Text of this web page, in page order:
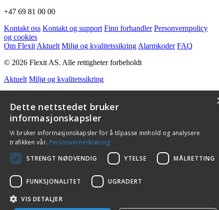
+47 69 81 00 00
Kontakt oss Kontakt og support Finn forhandler Personvernpolicy
og cookies
Om Flexit Aktuelt Miljø og kvalitetssikring Alarmkoder FAQ
© 2026 Flexit AS. Alle rettigheter forbeholdt
Aktuelt Miljø og kvalitetssikring
Dette nettstedet bruker
informasjonskapsler
Vi bruker informasjonskapsler for å tilpasse innhold og analysere
trafikken vår. Personvernerklæring
STRENGT NØDVENDIG
YTELSE MÅLRETTING
FUNKSJONALITET UGRADERT
VIS DETALJER